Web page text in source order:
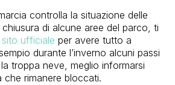
controlla la situazione delle
chiusura di alcune aree del parco, ti
ufficiale per avere tutto a
durante l’inverno alcuni passi
troppa neve, meglio informarsi
che rimanere bloccati.